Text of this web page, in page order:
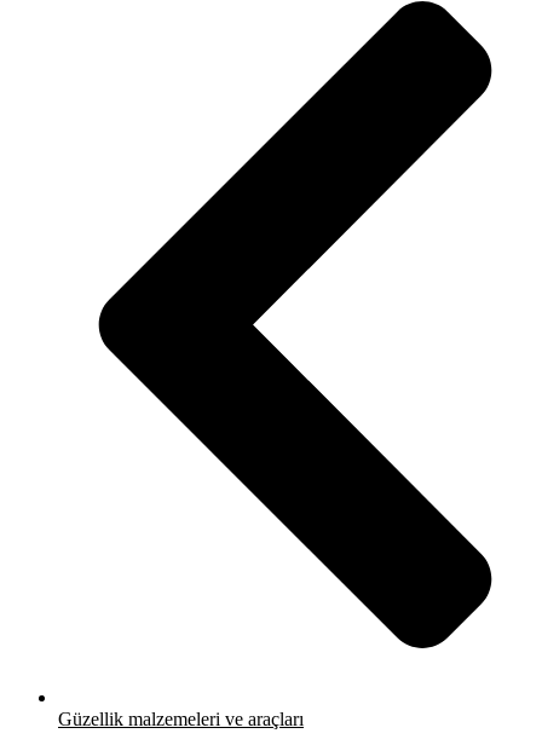
Güzellik malzemeleri ve araçları